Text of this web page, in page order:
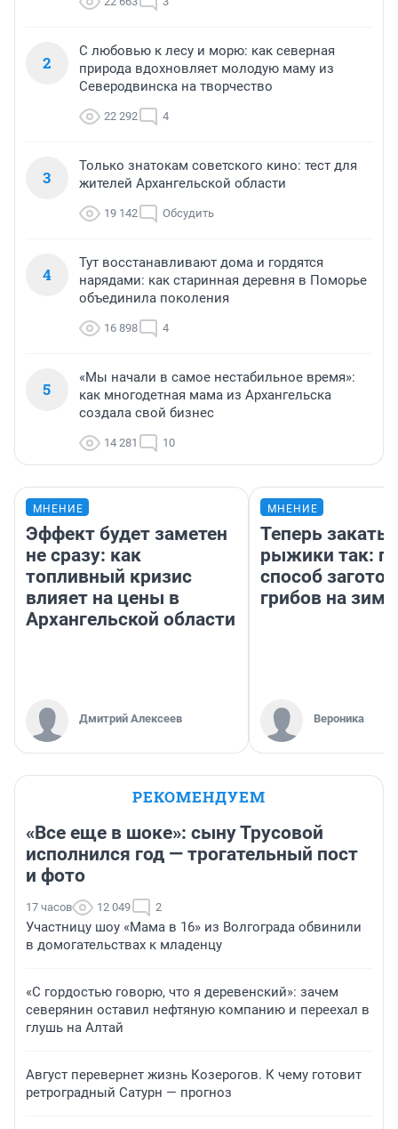
2
С любовью к лесу и морю: как северная
природа вдохновляет молодую маму из
Северодвинска на творчество
22 292 4
3
Только знатокам советского кино: тест для
жителей Архангельской области
19 142 Обсудить
4
Тут восстанавливают дома и гордятся
нарядами: как старинная деревня в Поморье
объединила поколения
16 898 4
5
«Мы начали в самое нестабильное время»:
как многодетная мама из Архангельска
создала свой бизнес
14 281 10
МНЕНИЕ
Эффект будет заметен
не сразу: как
топливный кризис
влияет на цены в
Архангельской области
Дмитрий Алексеев
МНЕНИЕ
Теперь
рыжики так:
способ
грибов на зиму
Вероника
РЕКОМЕНДУЕМ
«Все еще в шоке»: сыну Трусовой
исполнился год — трогательный пост
и фото
17 часов 12 049 2
Участницу шоу «Мама в 16» из Волгограда обвинили
в домогательствах к младенцу
«С гордостью говорю, что я деревенский»: зачем
северянин оставил нефтяную компанию и переехал в
глушь на Алтай
Август перевернет жизнь Козерогов. К чему готовит
ретроградный Сатурн — прогноз